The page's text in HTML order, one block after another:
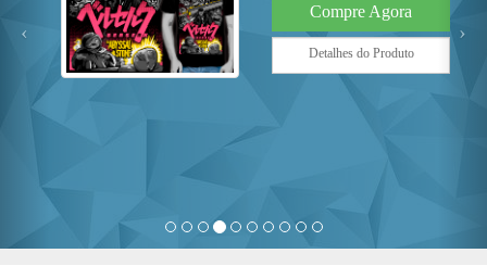
Compre Agora
Detalhes do Produto